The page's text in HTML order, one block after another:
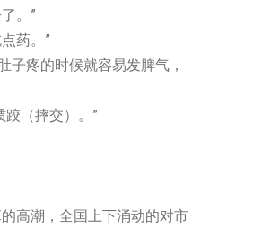
。”
药。”
疼的时候就容易发脾气，
（摔交）。”
潮，全国上下涌动的对市